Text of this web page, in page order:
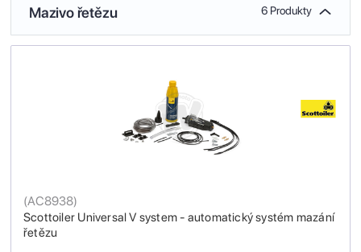
Mazivo řetězu 6 Produkty
Scottoiler Universal V system - automatický systém mazání
řetězu
(AC8938)